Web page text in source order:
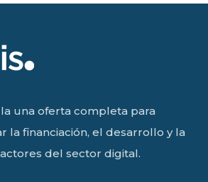
una oferta completa para
la financiación, el desarrollo y la
del sector digital.